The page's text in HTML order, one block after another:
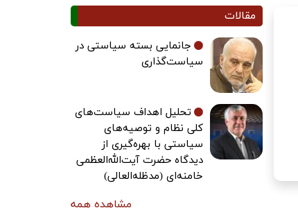
مقالات
جانمایی بسته سیاستی در
سیاست‌گذاری
تحلیل اهداف سیاست‌های
کلی نظام و توصیه‌های
سیاستی با بهره‌گیری از
دیدگاه حضرت آیت‌الله‌العظمی
خامنه‌ای (مدظله‌العالی)
مشاهده همه